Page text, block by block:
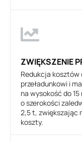
ZWIĘKSZENIE
Redukcja kosztów
przeładunkowi i
na wysokość do
o szerokości
2,5 t, zwiększając
koszty.